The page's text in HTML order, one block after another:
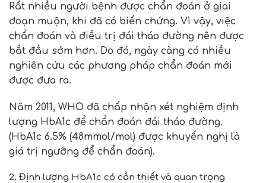
Rất nhiều người bệnh được chẩn đoán ở giai
đoạn muộn, khi đã có biến chứng. Vì vậy, việc
chẩn đoán và điều trị đái tháo đường nên được
bắt đầu sớm hơn. Do đó, ngày càng có nhiều
nghiên cứu các phương pháp chẩn đoán mới
được đưa ra.
Năm 2011, WHO đã chấp nhận xét nghiệm định
lượng HbA1c để chẩn đoán đái tháo đường.
(HbA1c 6.5% (48mmol/mol) được khuyến nghị là
giá trị ngưỡng để chẩn đoán).
2. Định lượng HbA1c có cần thiết và quan trọng